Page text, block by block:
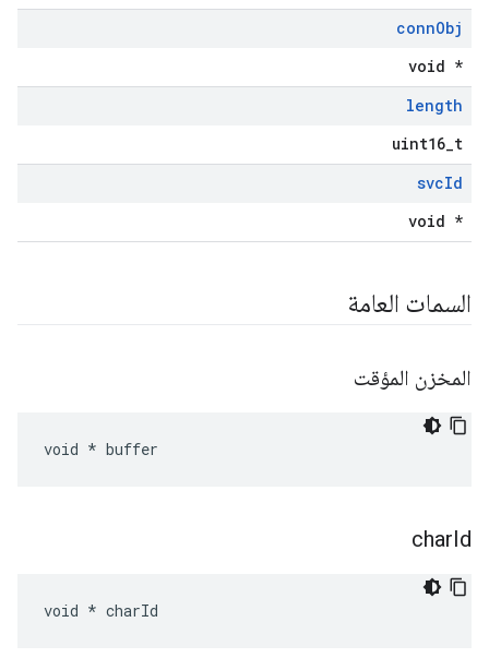
connObj
void *
length
uint16_t
svcId
void *
السمات العامة
المخزن المؤقت
void * buffer
charId
void * charId